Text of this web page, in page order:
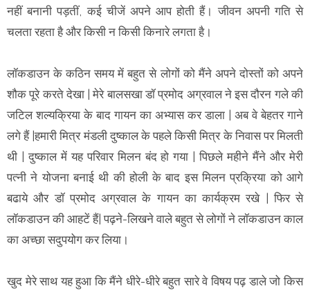
नहीं बनानी पड़तीं, कई चीजें अपने आप होती हैं। जीवन अपनी गति से
चलता रहता है और किसी न किसी किनारे लगता है।
लॉकडाउन के कठिन समय में बहुत से लोगों को मैंने अपने दोस्तों को अपने
शौक पूरे करते देखा | मेरे बालसखा डॉ प्रमोद अग्रवाल ने इस दौरन गले की
जटिल शल्यक्रिया के बाद गायन का अभ्यास कर डाला | अब वे बेहतर गाने
लगे हैं |हमारी मित्र मंडली दुष्काल के पहले किसी मित्र के निवास पर मिलती
थी | दुष्काल में यह परिवार मिलन बंद हो गया | पिछले महीने मैंने और मेरी
पत्नी ने योजना बनाई थी की होली के बाद इस मिलन प्रक्रिया को आगे
बढाये और डॉ प्रमोद अग्रवाल के गायन का कार्यक्रम रखे | फिर से
लॉकडाउन की आहटें हैं| पढ़ने-लिखने वाले बहुत से लोगों ने लॉकडाउन काल
का अच्छा सदुपयोग कर लिया।
खुद मेरे साथ यह हुआ कि मैंने धीरे-धीरे बहुत सारे वे विषय पढ़ डाले जो किस